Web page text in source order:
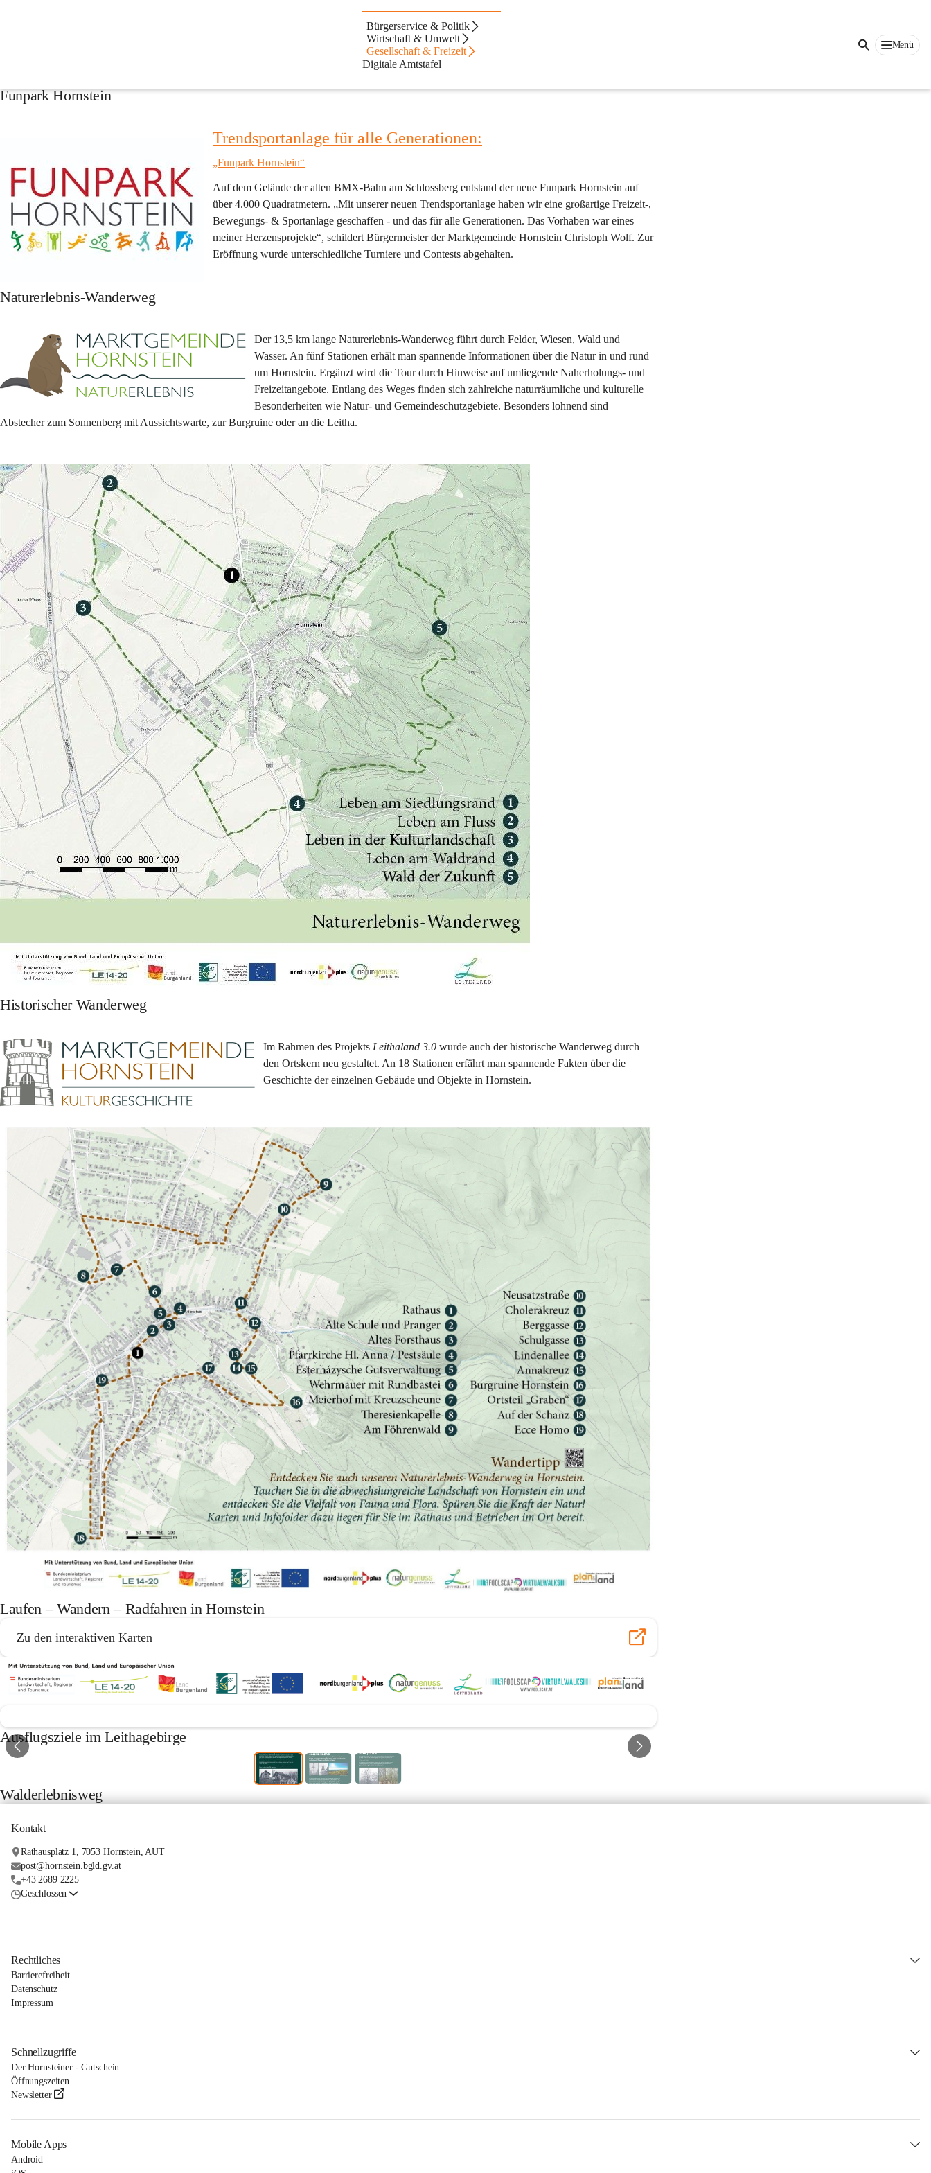
Bürgerservice & Politik
Wirtschaft & Umwelt
Gesellschaft & Freizeit
Digitale Amtstafel
Menü
Entdecken Sie Hornstein: Natur, Geschichte und interaktive Erlebnisse
Die Marktgemeinde Hornstein bietet zahlreiche Möglichkeiten, Natur und Geschichte aktiv zu erleben. Mit neu gestalteten Wanderwegen und
Funpark Hornstein
Trendsportanlage für alle Generationen:
„Funpark Hornstein“
Auf dem Gelände der alten BMX-Bahn am Schlossberg entstand der neue Funpark Hornstein auf
über 4.000 Quadratmetern. „Mit unserer neuen Trendsportanlage haben wir eine großartige Freizeit-,
Bewegungs- & Sportanlage geschaffen - und das für alle Generationen. Das Vorhaben war eines
meiner Herzensprojekte“, schildert Bürgermeister der Marktgemeinde Hornstein Christoph Wolf. Zur
Eröffnung wurde unterschiedliche Turniere und Contests abgehalten.
Naturerlebnis-Wanderweg
Der 13,5 km lange Naturerlebnis-Wanderweg führt durch Felder, Wiesen, Wald und
Wasser. An fünf Stationen erhält man spannende Informationen über die Natur in und rund
um Hornstein. Ergänzt wird die Tour durch Hinweise auf umliegende Naherholungs- und
Freizeitangebote. Entlang des Weges finden sich zahlreiche naturräumliche und kulturelle
Besonderheiten wie Natur- und Gemeindeschutzgebiete. Besonders lohnend sind
Abstecher zum Sonnenberg mit Aussichtswarte, zur Burgruine oder an die Leitha.
Historischer Wanderweg
Im Rahmen des Projekts Leithaland 3.0 wurde auch der historische Wanderweg durch
den Ortskern neu gestaltet. An 18 Stationen erfährt man spannende Fakten über die
Geschichte der einzelnen Gebäude und Objekte in Hornstein.
Laufen – Wandern – Radfahren in Hornstein
Zu den interaktiven Karten
Ausflugsziele im Leithagebirge
Walderlebnisweg
Kontakt
Rathausplatz 1, 7053 Hornstein, AUT
post@hornstein.bgld.gv.at
+43 2689 2225
Geschlossen
Rechtliches
Barrierefreiheit
Datenschutz
Impressum
Schnellzugriffe
Der Hornsteiner - Gutschein
Öffnungszeiten
Newsletter
Mobile Apps
Android